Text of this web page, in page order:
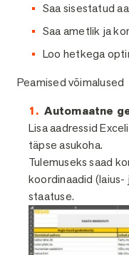
Saa sisestatud
Saa ametlik ja
Loo hetkega
Peamised võimalused
Automaatne
Lisa aadressid
täpse asukoha.
Tulemuseks saad
koordinaadid (laius-
staatuse.